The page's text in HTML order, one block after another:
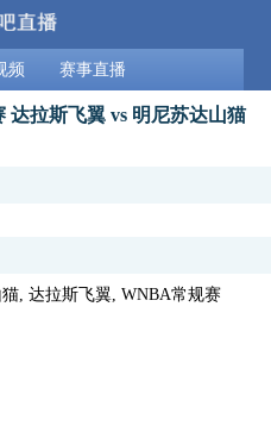
频 赛事直播
达拉斯飞翼 vs 明尼苏达山猫
猫, 达拉斯飞翼, WNBA常规赛